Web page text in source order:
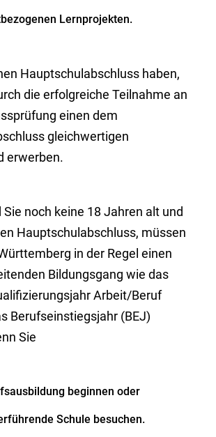
Lernprojekten.
Hauptschulabschluss haben,
die erfolgreiche Teilnahme an
einen dem
gleichwertigen
erwerben.
Sie noch keine 18 Jahren alt und
Hauptschulabschluss, müssen
in der Regel einen
Bildungsgang wie das
Arbeit/Beruf
Berufseinstiegsjahr (BEJ)
Sie
beginnen oder
Schule besuchen.